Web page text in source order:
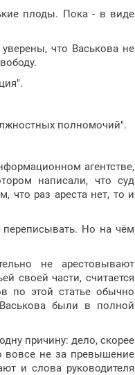
плоды. Пока - в виде
что Васькова не
полномочий".
агентстве,
написали, что суд
что раз ареста нет, то и
переписывать. Но на чём
не арестовывают
своей части, считается
по этой статье обычно
были в полной
причину: дело, скорее
вовсе не за превышение
и слова руководителя